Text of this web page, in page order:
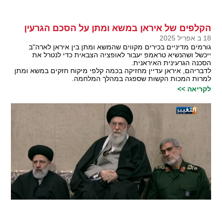
הקלפים של איראן במשא ומתן על הסכם הגרעין
18 ב אפריל 2025
גורמים מדיניים בכירים מקווים שהמשא ומתן בין איראן לארה"ב
ייכשל ושהנשיא טראמפ יעבור לאופציה הצבאית כדי לנטרל את
הסכנה הגרעינית האיראנית.
לדבריהם, איראן עדיין מחזיקה בכמה קלפי מיקוח חזקים במשא ומתן
למרות המכות הקשות שספגה במהלך המלחמה.
לקריאה >>